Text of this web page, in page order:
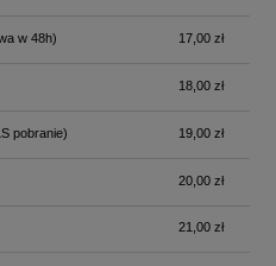
w 48h) 17,00 zł
18,00 zł
pobranie) 19,00 zł
20,00 zł
21,00 zł